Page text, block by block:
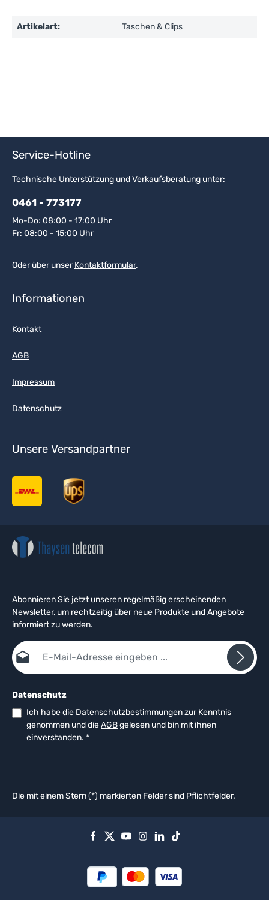
Artikelart: Taschen & Clips
Service-Hotline
Technische Unterstützung und Verkaufsberatung unter:
0461 - 773177
Mo-Do: 08:00 - 17:00 Uhr
Fr: 08:00 - 15:00 Uhr
Oder über unserKontaktformular.
Informationen
Kontakt
AGB
Impressum
Datenschutz
Unsere Versandpartner
Abonnieren Sie jetzt unseren regelmäßig erscheinenden
Newsletter, um rechtzeitig über neue Produkte und Angebote
informiert zu werden.
E-Mail-Adresse*
Datenschutz
Ich habe die Datenschutzbestimmungenzur Kenntnis
genommen und dieAGBgelesen und bin mit ihnen
einverstanden. *
Die mit einem Stern (*) markierten Felder sind Pflichtfelder.